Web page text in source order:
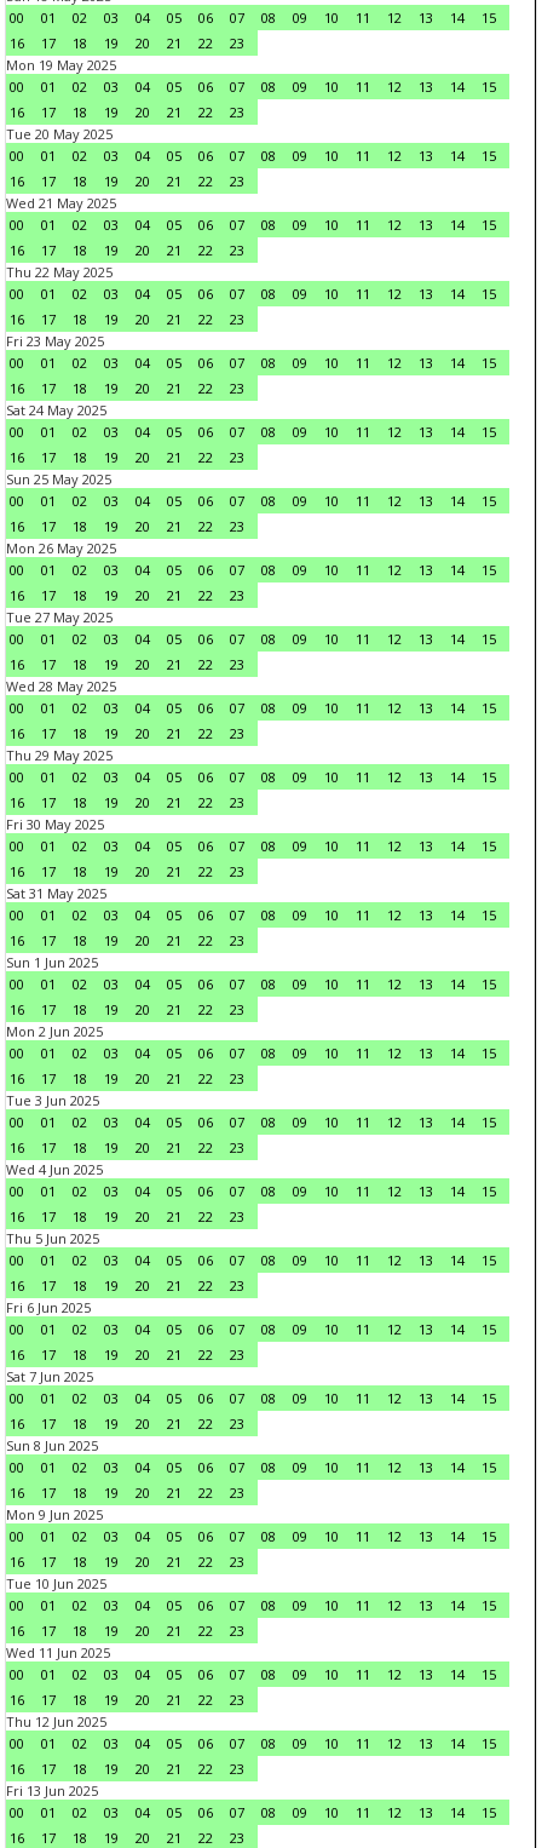
00
01 02 03 04 05 06 07 08 09 10 11 12 13 14
15
16
17 18 19 20 21 22
23
Mon 19 May 2025
00
01 02 03 04 05 06 07 08 09 10 11 12 13 14
15
16
17 18 19 20 21 22
23
Tue 20 May 2025
00
01 02 03 04 05 06 07 08 09 10 11 12 13 14
15
16
17 18 19 20 21 22
23
Wed 21 May 2025
00
01 02 03 04 05 06 07 08 09 10 11 12 13 14
15
16
17 18 19 20 21 22
23
Thu 22 May 2025
00
01 02 03 04 05 06 07 08 09 10 11 12 13 14
15
16
17 18 19 20 21 22
23
Fri 23 May 2025
00
01 02 03 04 05 06 07 08 09 10 11 12 13 14
15
16
17 18 19 20 21 22
23
Sat 24 May 2025
00
01 02 03 04 05 06 07 08 09 10 11 12 13 14
15
16
17 18 19 20 21 22
23
Sun 25 May 2025
00
01 02 03 04 05 06 07 08 09 10 11 12 13 14
15
16
17 18 19 20 21 22
23
Mon 26 May 2025
00
01 02 03 04 05 06 07 08 09 10 11 12 13 14
15
16
17 18 19 20 21 22
23
Tue 27 May 2025
00
01 02 03 04 05 06 07 08 09 10 11 12 13 14
15
16
17 18 19 20 21 22
23
Wed 28 May 2025
00
01 02 03 04 05 06 07 08 09 10 11 12 13 14
15
16
17 18 19 20 21 22
23
Thu 29 May 2025
00
01 02 03 04 05 06 07 08 09 10 11 12 13 14
15
16
17 18 19 20 21 22
23
Fri 30 May 2025
00
01 02 03 04 05 06 07 08 09 10 11 12 13 14
15
16
17 18 19 20 21 22
23
Sat 31 May 2025
00
01 02 03 04 05 06 07 08 09 10 11 12 13 14
15
16
17 18 19 20 21 22
23
Sun 1 Jun 2025
00
01 02 03 04 05 06 07 08 09 10 11 12 13 14
15
16
17 18 19 20 21 22
23
Mon 2 Jun 2025
00
01 02 03 04 05 06 07 08 09 10 11 12 13 14
15
16
17 18 19 20 21 22
23
Tue 3 Jun 2025
00
01 02 03 04 05 06 07 08 09 10 11 12 13 14
15
16
17 18 19 20 21 22
23
Wed 4 Jun 2025
00
01 02 03 04 05 06 07 08 09 10 11 12 13 14
15
16
17 18 19 20 21 22
23
Thu 5 Jun 2025
00
01 02 03 04 05 06 07 08 09 10 11 12 13 14
15
16
17 18 19 20 21 22
23
Fri 6 Jun 2025
00
01 02 03 04 05 06 07 08 09 10 11 12 13 14
15
16
17 18 19 20 21 22
23
Sat 7 Jun 2025
00
01 02 03 04 05 06 07 08 09 10 11 12 13 14
15
16
17 18 19 20 21 22
23
Sun 8 Jun 2025
00
01 02 03 04 05 06 07 08 09 10 11 12 13 14
15
16
17 18 19 20 21 22
23
Mon 9 Jun 2025
00
01 02 03 04 05 06 07 08 09 10 11 12 13 14
15
16
17 18 19 20 21 22
23
Tue 10 Jun 2025
00
01 02 03 04 05 06 07 08 09 10 11 12 13 14
15
16
17 18 19 20 21 22
23
Wed 11 Jun 2025
00
01 02 03 04 05 06 07 08 09 10 11 12 13 14
15
16
17 18 19 20 21 22
23
Thu 12 Jun 2025
00
01 02 03 04 05 06 07 08 09 10 11 12 13 14
15
16
17 18 19 20 21 22
23
Fri 13 Jun 2025
00
01 02 03 04 05 06 07 08 09 10 11 12 13 14
15
16
17 18 19 20 21 22
23